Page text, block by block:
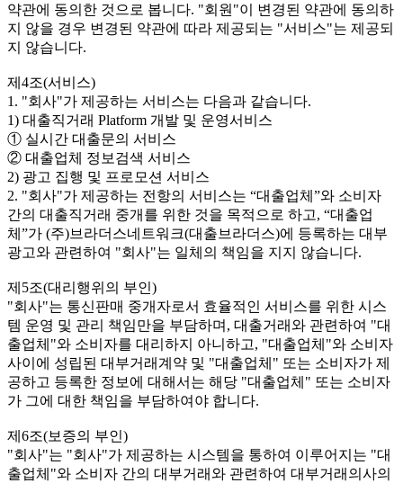
약관에 동의한 것으로 봅니다. "회원"이 변경된 약관에 동의하
지 않을 경우 변경된 약관에 따라 제공되는 "서비스"는 제공되
지 않습니다.
제4조(서비스)
1. "회사"가 제공하는 서비스는 다음과 같습니다.
1) 대출직거래 Platform 개발 및 운영서비스
① 실시간 대출문의 서비스
② 대출업체 정보검색 서비스
2) 광고 집행 및 프로모션 서비스
2. "회사"가 제공하는 전항의 서비스는 “대출업체”와 소비자
간의 대출직거래 중개를 위한 것을 목적으로 하고, “대출업
체”가 (주)브라더스네트워크(대출브라더스)에 등록하는 대부
광고와 관련하여 "회사"는 일체의 책임을 지지 않습니다.
제5조(대리행위의 부인)
"회사"는 통신판매 중개자로서 효율적인 서비스를 위한 시스
템 운영 및 관리 책임만을 부담하며, 대출거래와 관련하여 "대
출업체"와 소비자를 대리하지 아니하고, "대출업체"와 소비자
사이에 성립된 대부거래계약 및 "대출업체" 또는 소비자가 제
공하고 등록한 정보에 대해서는 해당 "대출업체" 또는 소비자
가 그에 대한 책임을 부담하여야 합니다.
제6조(보증의 부인)
"회사"는 "회사"가 제공하는 시스템을 통하여 이루어지는 "대
출업체"와 소비자 간의 대부거래와 관련하여 대부거래의사의